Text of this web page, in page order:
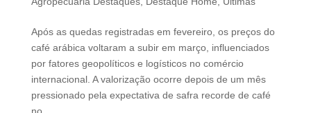
Após as quedas registradas em fevereiro, os preços do
café arábica voltaram a subir em março, influenciados
por fatores geopolíticos e logísticos no comércio
internacional. A valorização ocorre depois de um mês
pressionado pela expectativa de safra recorde de café
no...